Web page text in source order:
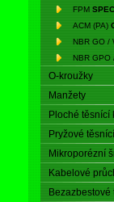
FPM
ACM (PA)
NBR GO /
NBR GPO
O-kroužky
Manžety
Ploché těsnící
Pryžové
Mikroporézní
Kabelové